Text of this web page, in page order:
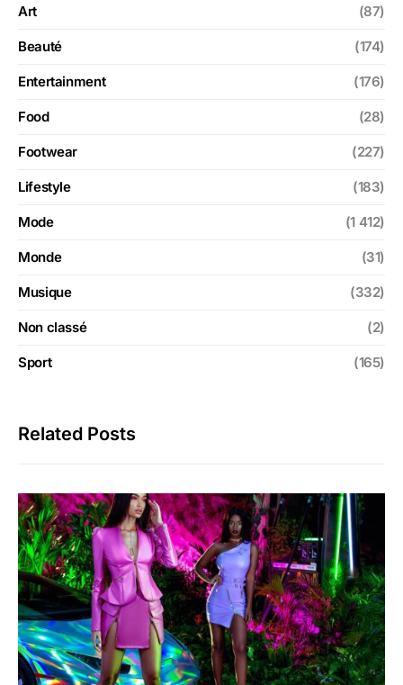
Art (87)
Beauté (174)
Entertainment (176)
Food (28)
Footwear (227)
Lifestyle (183)
Mode (1 412)
Monde (31)
Musique (332)
Non classé (2)
Sport (165)
Related Posts